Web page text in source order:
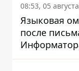
08:53, 05 августа
Языковая
после
наказать